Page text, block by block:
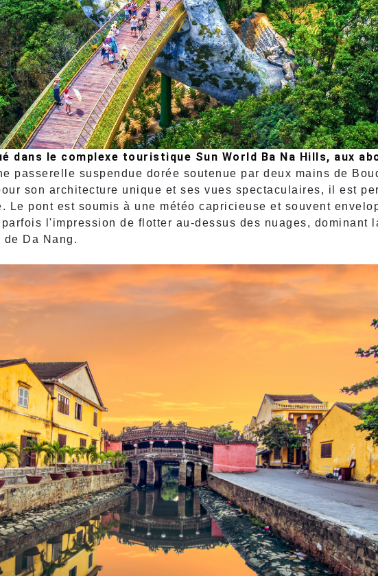
dans le complexe touristique Sun World Ba Na Hills, aux
passerelle suspendue dorée soutenue par deux mains de
son architecture unique et ses vues spectaculaires, il est
Le pont est soumis à une météo capricieuse et souvent
l'impression de flotter au-dessus des nuages, dominant
Da Nang.